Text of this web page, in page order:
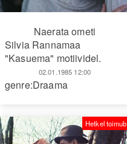
Naerata ometi
Silvia Rannamaa
"Kasuema" motiividel.
02.01.1985 12:00
genre:Draama
Hetkel toimub